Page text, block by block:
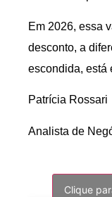
Em 2026, essa
desconto, a
escondida, está
Patrícia Rossari
Analista de
Clique